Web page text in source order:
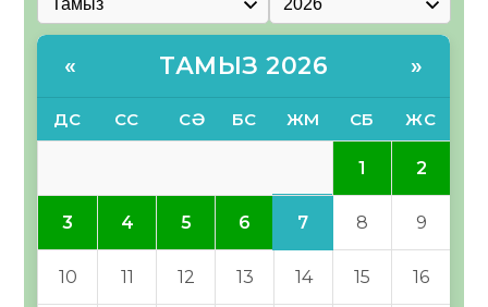
« ТАМЫЗ 2026 »
ДС СС СӘ БС ЖМ СБ ЖС
1 2
3 4 5 6 7 8 9
10 11 12 13 14 15 16